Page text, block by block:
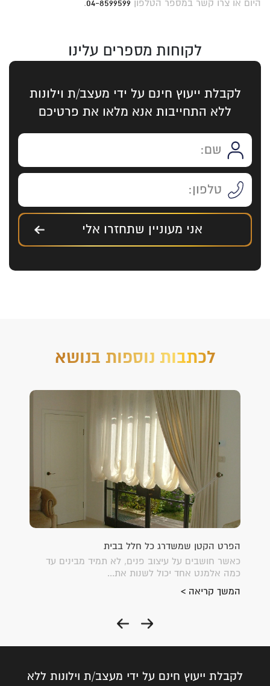
היום או צרו קשר במספר הטלפון 04-8599599
.
לקוחות מספרים עלינו
לקבלת ייעוץ חינם על ידי מעצב/ת וילונות
ללא התחייבות אנא מלאו את פרטיכם
אני מעוניין שתחזרו אלי
לכתבות נוספות בנושא
הפרט הקטן שמשדרג כל חלל בבית
כאשר חושבים על עיצוב פנים, לא תמיד מבינים עד
כמה אלמנט אחד יכול לשנות את...
המשך קריאה >
לקבלת ייעוץ חינם על ידי מעצב/ת וילונות ללא